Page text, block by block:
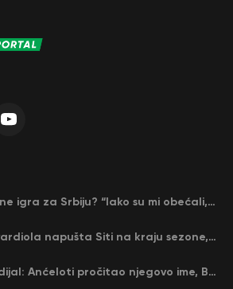
Zašto Rade Krunić ne igra za Srbiju? “Iako su mi obećali, niko me nije zvao…”
Kraj jedne ere – Gvardiola napušta Siti na kraju sezone, menja ga njegov nekadašnji rival
Nejmar ide na Mundijal: Anćeloti pročitao njegovo ime, Brazil u delirijumu (VIDEO)